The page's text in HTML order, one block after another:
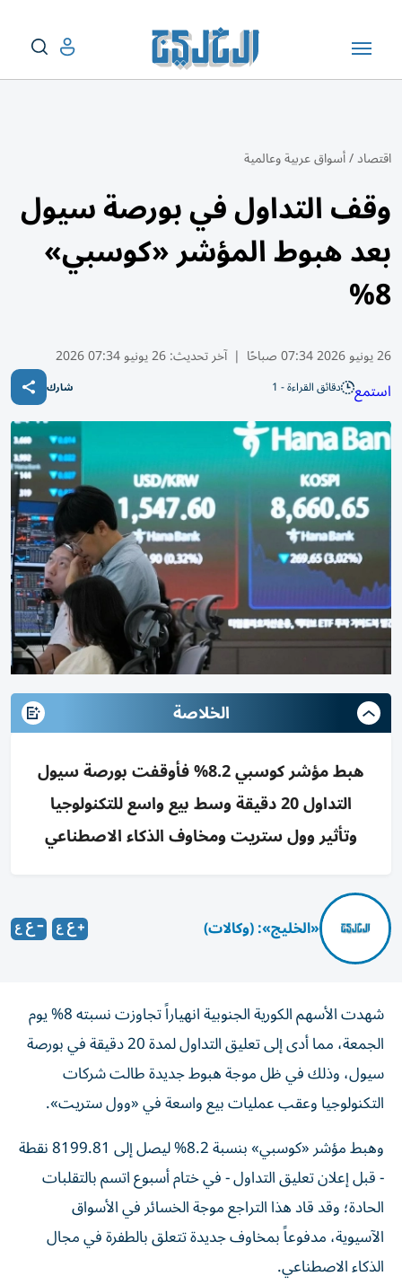
اقتصاد/أسواق عربية وعالمية
وقف التداول في بورصة سيول
بعد هبوط المؤشر «كوسبي»
8%
26 يونيو 2026 07:34 صباحًا | آخر تحديث:26 يونيو 07:34 2026
استمع دقائق القراءة - 1 شارك
الخلاصة
هبط مؤشر كوسبي 8.2% فأوقفت بورصة سيول
التداول 20 دقيقة وسط بيع واسع للتكنولوجيا
وتأثير وول ستريت ومخاوف الذكاء الاصطناعي
«الخليج»: (وكالات)
شهدت الأسهم الكورية الجنوبية انهياراً تجاوزت نسبته 8% يوم
الجمعة، مما أدى إلى تعليق التداول لمدة 20 دقيقة في بورصة
سيول، وذلك في ظل موجة هبوط جديدة طالت شركات
التكنولوجيا وعقب عمليات بيع واسعة في «وول ستريت».
وهبط مؤشر «كوسبي» بنسبة 8.2% ليصل إلى 8199.81 نقطة
- قبل إعلان تعليق التداول - في ختام أسبوع اتسم بالتقلبات
الحادة؛ وقد قاد هذا التراجع موجة الخسائر في الأسواق
الآسيوية، مدفوعاً بمخاوف جديدة تتعلق بالطفرة في مجال
الذكاء الاصطناعي.